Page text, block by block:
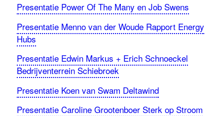
Presentatie Power Of The Many en Job Swens
Presentatie Menno van der Woude Rapport Energy
Hubs
Presentatie Edwin Markus + Erich Schnoeckel
Bedrijventerrein Schiebroek
Presentatie Koen van Swam Deltawind
Presentatie Caroline Grootenboer Sterk op Stroom